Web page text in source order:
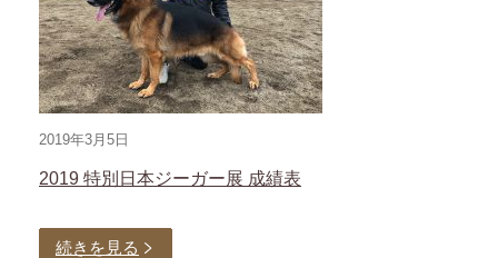
2019年3月5日
2019 特別日本ジーガー展 成績表
続きを見る